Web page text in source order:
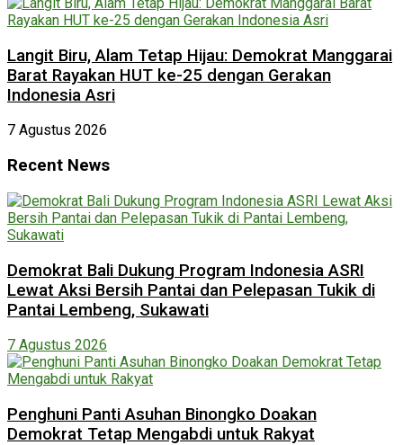
Langit Biru, Alam Tetap Hijau: Demokrat Manggarai
Barat Rayakan HUT ke-25 dengan Gerakan
Indonesia Asri
7 Agustus 2026
Recent News
Demokrat Bali Dukung Program Indonesia ASRI
Lewat Aksi Bersih Pantai dan Pelepasan Tukik di
Pantai Lembeng, Sukawati
7 Agustus 2026
Penghuni Panti Asuhan Binongko Doakan
Demokrat Tetap Mengabdi untuk Rakyat